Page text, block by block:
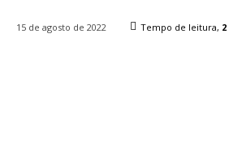
15 de agosto de 2022 Tempo de leitura, 2